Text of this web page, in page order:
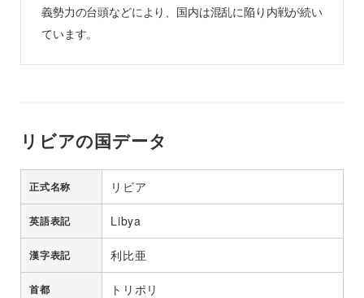
義勢力の台頭などにより、国内は混乱に陥り内戦が続い
ています。
リビアの国データ
正式名称 リビア
英語表記 Libya
漢字表記 利比亜
首都 トリポリ